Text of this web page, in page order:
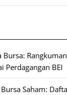
Bursa:
Perdagangan BEI
Saham: